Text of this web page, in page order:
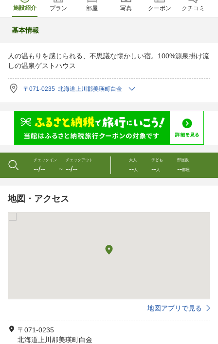
施設紹介 プラン 部屋 写真 クーポン クチコミ
基本情報
人の温もりを感じられる、不思議な懐かしい宿。100%源泉掛け流
しの温泉ゲストハウス
〒071-0235 北海道上川郡美瑛町白金
チェックイン
--/-- 〜
チェックアウト
--/--
大人
--人
子ども
--人
部屋数
--部屋
地図・アクセス
地図アプリで見る
〒071-0235
北海道上川郡美瑛町白金